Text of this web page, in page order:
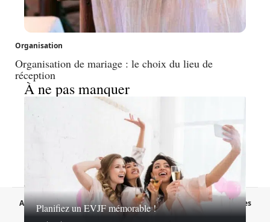
Organisation
Organisation de mariage : le choix du lieu de
réception
À ne pas manquer
Planifiez un EVJF mémorable !
A propos Contact Proposer un article
Mentions légales
Sitemap
Plan du site